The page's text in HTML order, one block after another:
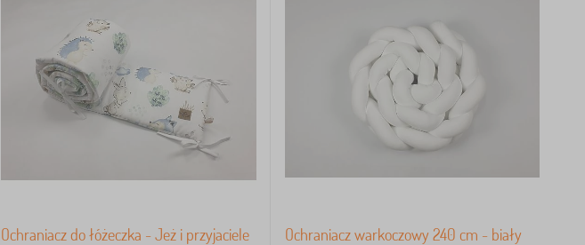
Ochraniacz do łóżeczka - Jeż i przyjaciele Ochraniacz warkoczowy 240 cm - biały